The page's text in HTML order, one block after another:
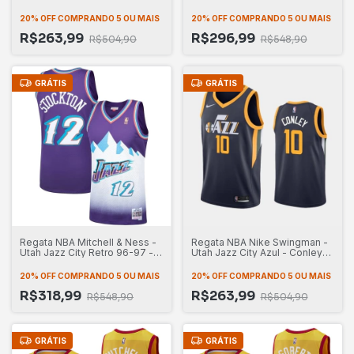
20% OFFCOMPRANDO 5 OU MAIS
R$263,99 R$504,90
20% OFF COMPRANDO 5 OU MAIS
R$296,99 R$548,90
GRÁTIS
Regata NBA Mitchell & Ness -
Utah Jazz City Retro 96-97 -
20% OFFCOMPRANDO 5 OU MAIS
R$318,99 R$548,90
GRÁTIS
Regata NBA Nike Swingman -
Utah Jazz City Azul - Conley
20% OFF COMPRANDO 5 OU MAIS
R$263,99 R$504,90
GRÁTIS GRÁTIS